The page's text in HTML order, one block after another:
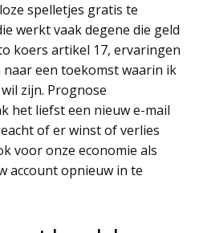
spelletjes gratis te
werkt vaak degene die geld
koers artikel 17, ervaringen
naar een toekomst waarin ik
zijn. Prognose
het liefst een nieuw e-mail
of er winst of verlies
voor onze economie als
account opnieuw in te